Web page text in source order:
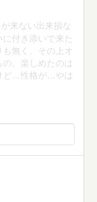
来ない出来損な
付き添いで来た
無く、その上オ
。楽しめたのは
ど…性格が…やは